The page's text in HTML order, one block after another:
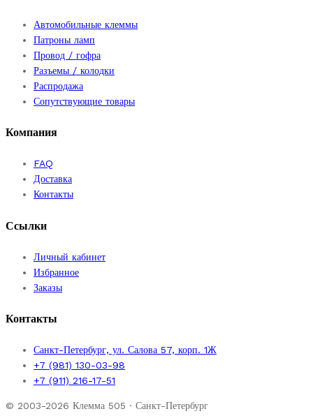
Автомобильные клеммы
Патроны ламп
Провод / гофра
Разъемы / колодки
Распродажа
Сопутствующие товары
Компания
FAQ
Доставка
Контакты
Ссылки
Личный кабинет
Избранное
Заказы
Контакты
Санкт-Петербург, ул. Салова 57, корп. 1Ж
+7 (981) 130-03-98
+7 (911) 216-17-51
© 2003-2026 Клемма 505 · Санкт-Петербург